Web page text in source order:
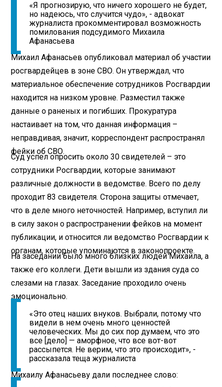
«Я прогнозирую, что ничего хорошего не будет,
но надеюсь, что случится чудо», - адвокат
журналиста прокомментировал возможность
помилования подсудимого Михаила
Афанасьева
Михаил Афанасьев опубликовал материал об участии
росгвардейцев в зоне СВО. Он утверждал, что
материальное обеспечение сотрудников Росгвардии
находится на низком уровне. Разместил также
данные о раненых и погибших. Прокуратура
настаивает на том, что данная информация –
неправдивая, значит, корреспондент распространял
фейки об СВО.
Суд успел опросить около 30 свидетелей – это
сотрудники Росгвардии, которые занимают
различные должности в ведомстве. Всего по делу
проходит 83 свидетеля. Сторона защиты отмечает,
что в деле много неточностей. Например, вступил ли
в силу закон о распространении фейков на момент
публикации, и относится ли ведомство Росгвардии к
органам, которые упоминаются в законопроекте.
На заседании было много близких людей Михаила, а
также его коллеги. Дети вышли из здания суда со
слезами на глазах. Заседание проходило очень
эмоционально.
«Это отец наших внуков. Выбрали, потому что
видели в нем очень много ценностей
человеческих. Мы до сих пор думаем, что это
все [дело] — аморфное, что все вот-вот
рассыпется. Не верим, что это происходит», -
рассказала теща журналиста
Михаилу Афанасьеву дали последнее слово: